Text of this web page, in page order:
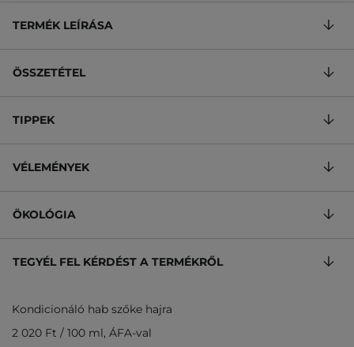
TERMÉK LEÍRÁSA
ÖSSZETÉTEL
TIPPEK
VÉLEMÉNYEK
ÖKOLÓGIA
TEGYÉL FEL KÉRDÉST A TERMÉKRŐL
Kondicionáló hab szőke hajra
2 020 Ft / 100 ml, ÁFA-val